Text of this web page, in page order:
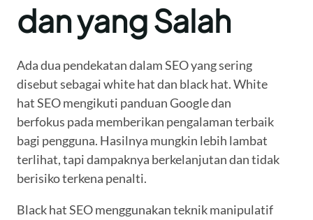
dan yang Salah
Ada dua pendekatan dalam SEO yang sering
disebut sebagai white hat dan black hat. White
hat SEO mengikuti panduan Google dan
berfokus pada memberikan pengalaman terbaik
bagi pengguna. Hasilnya mungkin lebih lambat
terlihat, tapi dampaknya berkelanjutan dan tidak
berisiko terkena penalti.
Black hat SEO menggunakan teknik manipulatif